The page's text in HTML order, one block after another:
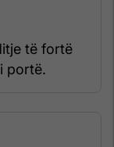
të fortë
portë.